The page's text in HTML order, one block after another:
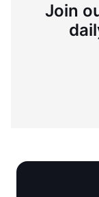
Join